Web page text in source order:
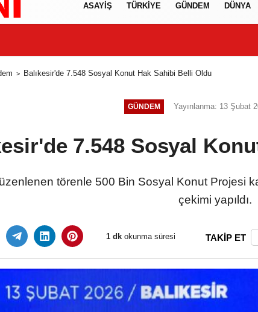
ASAYIŞ TÜRKIYE GÜNDEM DÜNYA
Balıkesir'de 7.548 Sosyal Konut Hak Sahibi Belli Oldu
GÜNDEM Yayınlanma: 13 Şubat
7.548 Sosyal
törenle 500 Bin Sosyal Konut Projesi
çekimi yapıldı.
1 dk okunma süresi TAKİP ET